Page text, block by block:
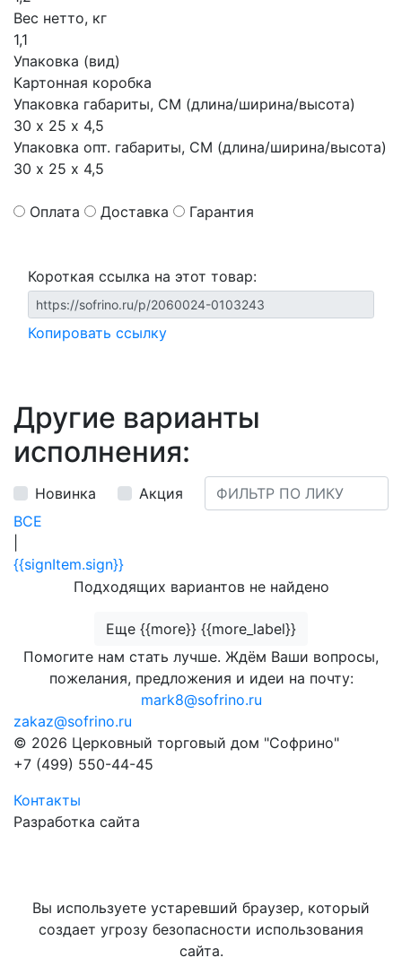
Вес нетто, кг
1,1
Упаковка (вид)
Картонная коробка
Упаковка габариты, СМ (длина/ширина/высота)
30 х 25 х 4,5
Упаковка опт. габариты, СМ (длина/ширина/высота)
30 х 25 х 4,5
Оплата Доставка Гарантия
Короткая ссылка на этот товар:
Копировать ссылку
Другие варианты
исполнения:
Новинка
Акция
ВСЕ
{{signItem.sign}}
Подходящих вариантов не найдено
Еще {{more}} {{more_label}}
Помогите нам стать лучше. Ждём Ваши вопросы,
пожелания, предложения и идеи на почту:
mark8@sofrino.ru
zakaz@sofrino.ru
© 2026 Церковный торговый дом "Софрино"
+7 (499) 550-44-45
Контакты
Разработка сайта
Вы используете устаревший браузер, который
создает угрозу безопасности использования
сайта.